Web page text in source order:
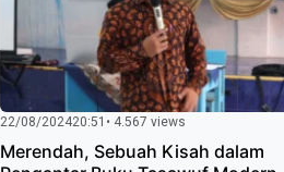
22/08/202420:51 • 4.567 views
Merendah, Sebuah Kisah dalam